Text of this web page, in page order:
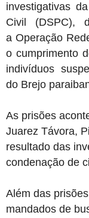
investigativas
Civil (DSPC),
a Operação
o cumprimento
indivíduos
do Brejo
As prisões
Juarez Távora,
resultado das
condenação de
Além das
mandados de